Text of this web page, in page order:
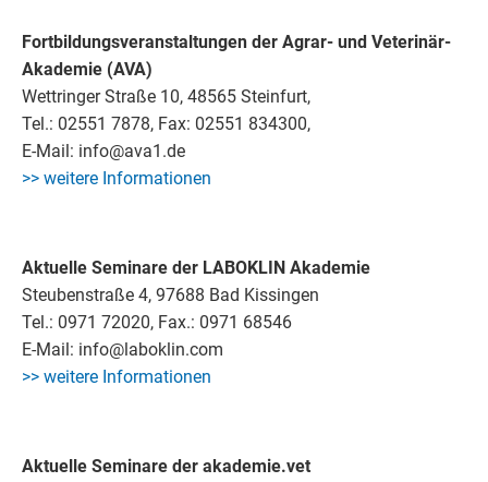
Fortbildungsveranstaltungen der Agrar- und Veterinär-
Akademie (AVA)
Wettringer Straße 10, 48565 Steinfurt,
Tel.: 02551 7878, Fax: 02551 834300,
E-Mail: info@ava1.de
>> weitere Informationen
Aktuelle Seminare der LABOKLIN Akademie
Steubenstraße 4, 97688 Bad Kissingen
Tel.: 0971 72020, Fax.: 0971 68546
E-Mail: info@laboklin.com
>> weitere Informationen
Aktuelle Seminare der akademie.vet